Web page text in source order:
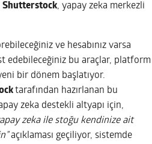
Shutterstock, yapay zeka merkezli
ve hesabınız varsa
edebileceğiniz bu araçlar, platform
bir dönem başlatıyor.
tarafından hazırlanan bu
zeka destekli altyapı için,
yapay zeka ile stoğu kendinize ait
açıklaması geçiliyor, sistemde